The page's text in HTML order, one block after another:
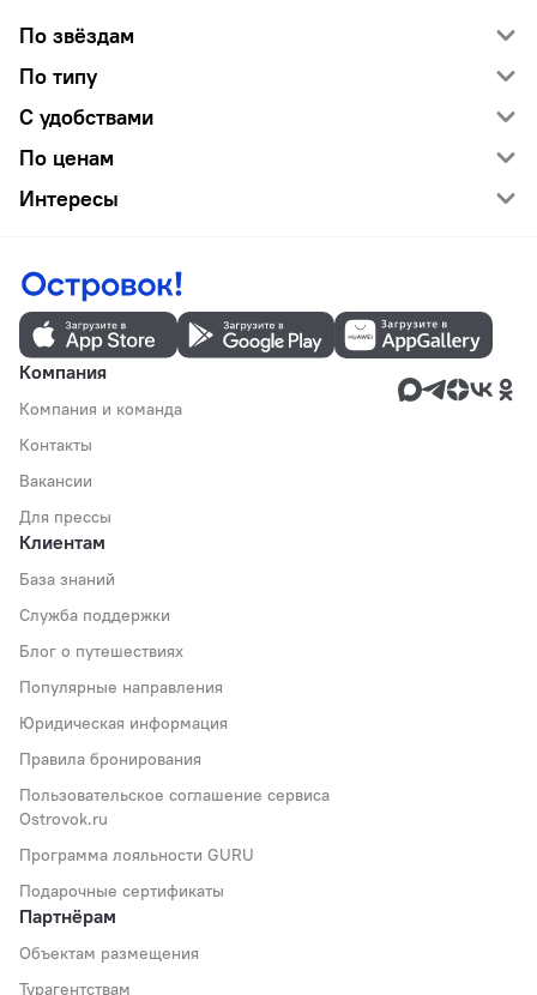
По звёздам
По типу
С удобствами
По ценам
Интересы
Компания
Компания и команда
Контакты
Вакансии
Для прессы
Клиентам
База знаний
Служба поддержки
Блог о путешествиях
Популярные направления
Юридическая информация
Правила бронирования
Пользовательское соглашение сервиса
Ostrovok.ru
Программа лояльности GURU
Подарочные сертификаты
Партнёрам
Объектам размещения
Турагентствам